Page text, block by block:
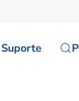
Suporte